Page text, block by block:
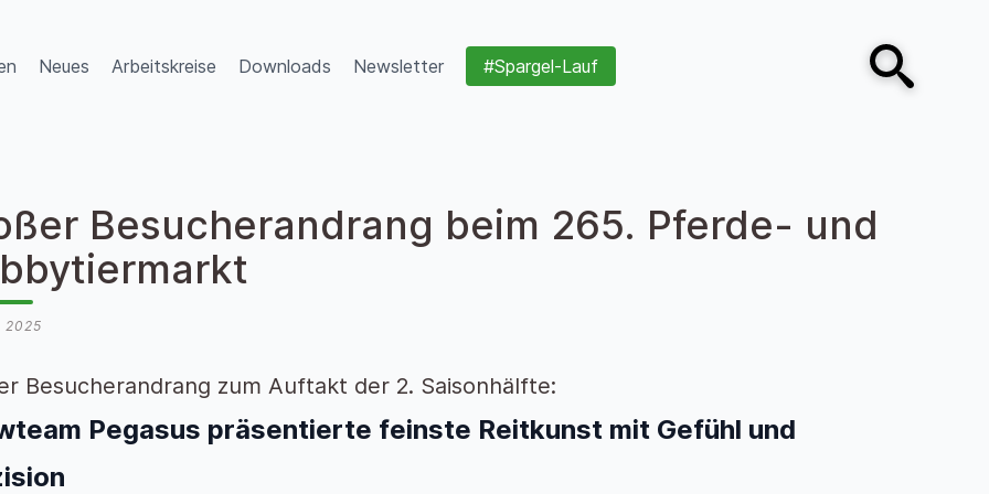
Neues Arbeitskreise Downloads Newsletter #Spargel-Lauf
Open search
Besucherandrang beim 265. Pferde- und
2025
Besucherandrang zum Auftakt der 2. Saisonhälfte:
Pegasus präsentierte feinste Reitkunst mit Gefühl und